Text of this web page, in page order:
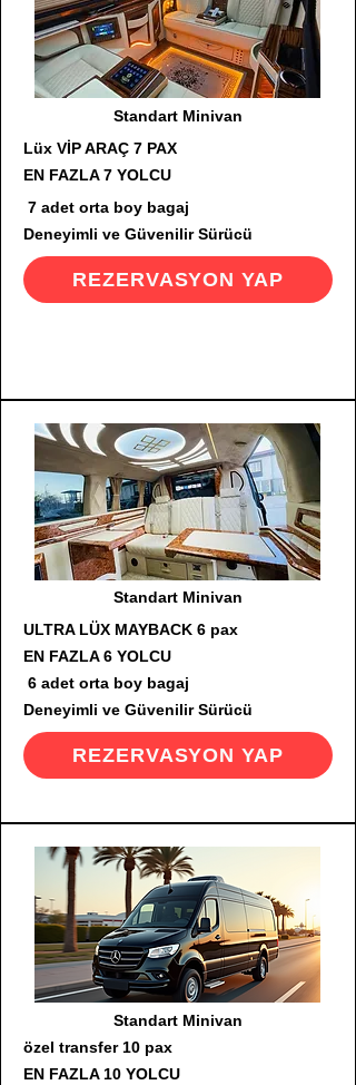
Standart Minivan
Lüx VİP ARAÇ 7 PAX
EN FAZLA 7 YOLCU
7 adet orta boy bagaj
Deneyimli ve Güvenilir Sürücü
REZERVASYON YAP
Standart Minivan
ULTRA LÜX MAYBACK 6 pax
EN FAZLA 6 YOLCU
6 adet orta boy bagaj
Deneyimli ve Güvenilir Sürücü
REZERVASYON YAP
Standart Minivan
özel transfer 10 pax
EN FAZLA 10 YOLCU